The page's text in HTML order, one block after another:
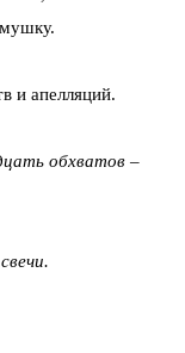
и апелляций.
обхватов –